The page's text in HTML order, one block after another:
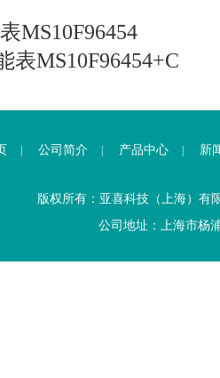
MS10F96454
表MS10F96454+C
公司简介 产品中心 新
版权所有：亚喜科技（上海）
公司地址：上海市杨